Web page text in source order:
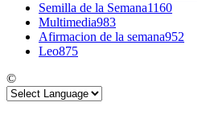
Semilla de la Semana1160
Multimedia983
Afirmacion de la semana952
Leo875
©